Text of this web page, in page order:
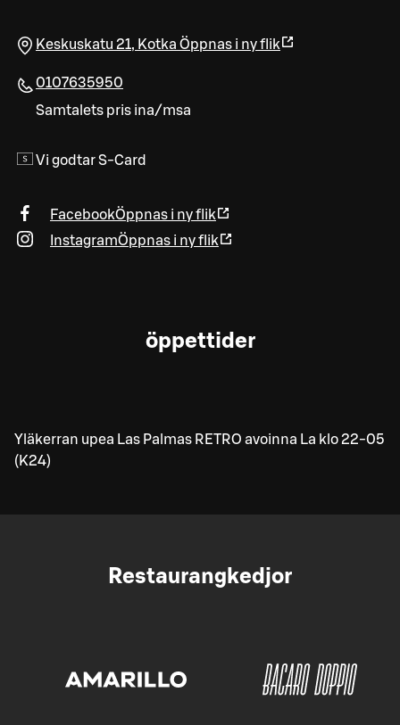
Keskuskatu 21, Kotka Öppnas i ny flik
0107635950
Samtalets pris ina/msa
Vi godtar S-Card
FacebookÖppnas i ny flik
InstagramÖppnas i ny flik
öppettider
Yläkerran upea Las Palmas RETRO avoinna La klo 22-05
(K24)
Restaurangkedjor